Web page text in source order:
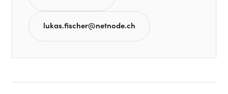
lukas.fischer@netnode.ch